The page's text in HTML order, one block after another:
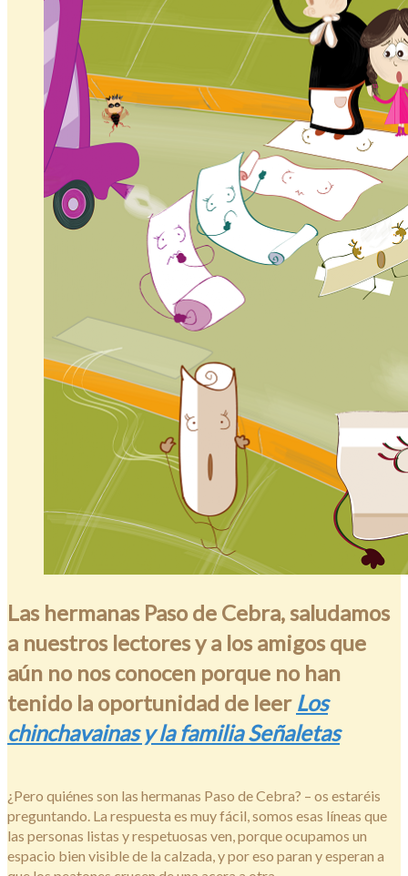
Las hermanas Paso de Cebra, saludamos
a nuestros lectores y a los amigos que
aún no nos conocen porque no han
tenido la oportunidad de leer Los
chinchavainas y la familia Señaletas
¿Pero quiénes son las hermanas Paso de Cebra? – os estaréis
preguntando. La respuesta es muy fácil, somos esas líneas que
las personas listas y respetuosas ven, porque ocupamos un
espacio bien visible de la calzada, y por eso paran y esperan a